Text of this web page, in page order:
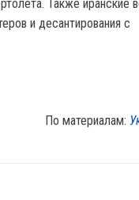
Также иранские
и десантирования с
По материалам: